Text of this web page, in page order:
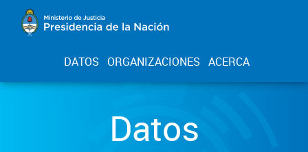
DATOS ORGANIZACIONES ACERCA
Datos